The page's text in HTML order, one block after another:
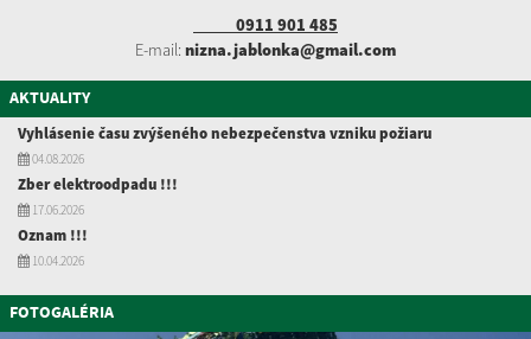
0911 901 485
E-mail: nizna.jablonka@gmail.com
AKTUALITY
Vyhlásenie času zvýšeného nebezpečenstva vzniku požiaru
04.08.2026
Zber elektroodpadu !!!
17.06.2026
Oznam !!!
10.04.2026
FOTOGALÉRIA